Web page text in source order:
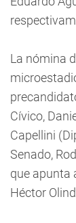
La nómina
Cívico,
Capellini
Senado,
que apunta
Héctor